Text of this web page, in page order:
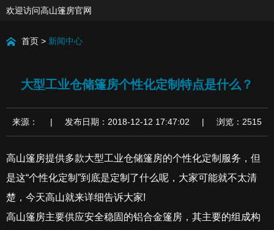
欢迎访问高山篷房官网
首页 > 新闻中心
大型工业仓储篷房个性化定制特点是什么？
来源： | 发布日期：2018-12-12 17:47:02 | 浏览：2515
高山篷房提供多款大型工业仓储篷房的个性化定制服务，但
是这“个性化定制”到底是定制了什么呢，大家可能就不太清
楚，今天高山就来详细告诉大家!
高山篷房主要供应安全稳固的铝合金篷房，其主要的组成构